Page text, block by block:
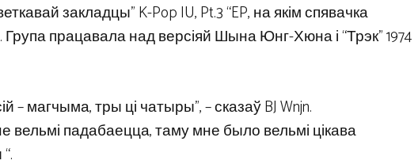
закладцы” K-Pop IU, Pt.3 “EP, на якім спявачка
Група працавала над версіяй Шына Юнг-Хюна і “Трэк” 1974
магчыма, тры ці чатыры”, – сказаў BJ Wnjn.
вельмі падабаецца, таму мне было вельмі цікава